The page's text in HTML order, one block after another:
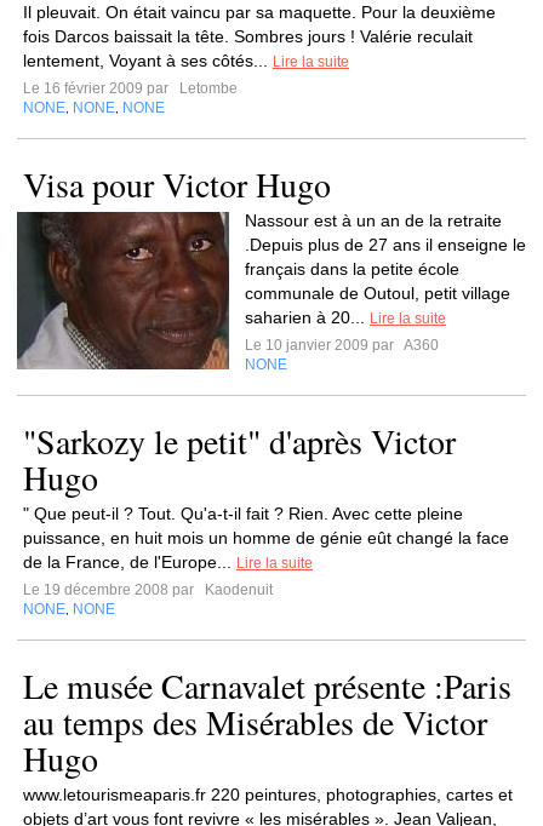
Il pleuvait. On était vaincu par sa maquette. Pour la deuxième
fois Darcos baissait la tête. Sombres jours ! Valérie reculait
lentement, Voyant à ses côtés...
Lire la suite
Le 16 février 2009 par
Letombe
NONE NONE NONE
Visa pour Victor Hugo
Nassour est à un an de la retraite
.Depuis plus de 27 ans il enseigne le
français dans la petite école
communale de Outoul, petit village
saharien à 20...
Lire la suite
Le 10 janvier 2009 par A360
NONE
"Sarkozy le petit" d'après Victor
Hugo
" Que peut-il ? Tout. Qu'a-t-il fait ? Rien. Avec cette pleine
puissance, en huit mois un homme de génie eût changé la face
de la France, de l'Europe...
Lire la suite
Le 19 décembre 2008 par
Kaodenuit
NONE NONE
Le musée Carnavalet présente :Paris
au temps des Misérables de Victor
Hugo
www.letourismeaparis.fr 220 peintures, photographies, cartes et
objets d’art vous font revivre « les misérables ». Jean Valjean,